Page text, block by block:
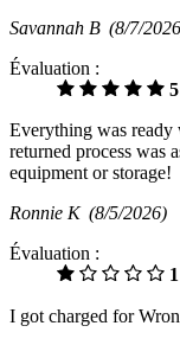
Savannah B (8/7/
Évaluation :
5
Everything was ready
returned process was
equipment or storage!
Ronnie K (8/5/2026)
Évaluation :
1
I got charged for